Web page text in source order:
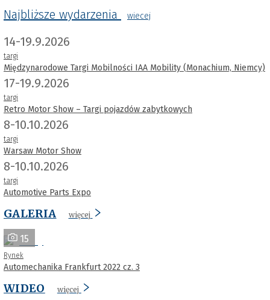
Najbliższe wydarzenia
wiecej
14-19.9.2026
targi
Międzynarodowe Targi Mobilności IAA Mobility (Monachium, Niemcy)
17-19.9.2026
targi
Retro Motor Show – Targi pojazdów zabytkowych
8-10.10.2026
targi
Warsaw Motor Show
8-10.10.2026
targi
Automotive Parts Expo
GALERIA więcej
15
Rynek
Automechanika Frankfurt 2022 cz. 3
WIDEO więcej